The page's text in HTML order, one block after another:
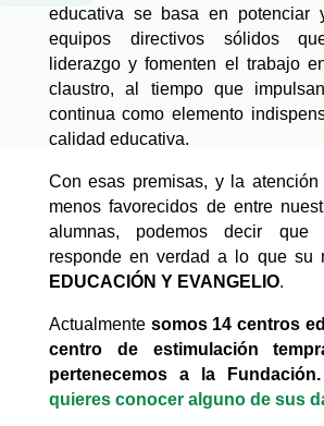
educativa se basa en potenciar
equipos directivos sólidos
liderazgo y fomenten el trabajo
claustro, al tiempo que
continua como elemento
calidad educativa.
Con esas premisas, y la
menos favorecidos de entre
alumnas, podemos decir que
responde en verdad a lo que su
EDUCACIÓN Y EVANGELIO.
Actualmente somos 14 centros
centro de estimulación
pertenecemos a la Fundación.
quieres conocer alguno de sus